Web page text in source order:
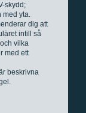
skydd;
med yta.
dig att
intill så
vilka
med ett
beskrivna